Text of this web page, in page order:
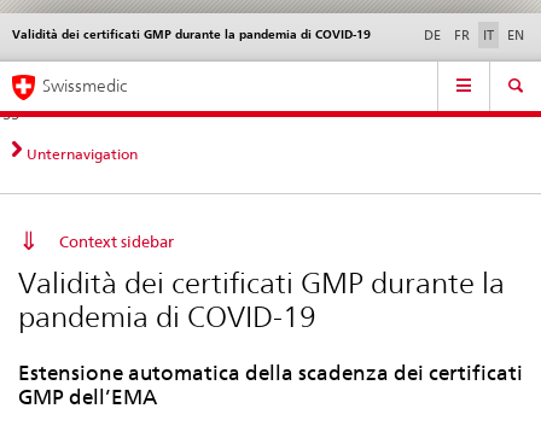
Navigazione
diretta:
novità,
aspetti
contatto
Novità &
norme
Contatto | Supporto &
aiuto
Validità dei certificati GMP durante la pandemia di COVID-19 DE FR IT EN
Service
Navigation
Swissmedic
Unternavigation
Context sidebar
Validità dei certificati GMP durante la
pandemia di COVID-19
Estensione automatica della scadenza dei certificati
GMP dell’EMA